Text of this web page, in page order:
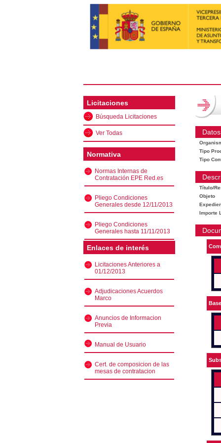
Licitaciones
Búsqueda Licitaciones
Ver Todas
Normativa
Normas Internas de
Contratación EPE Red.es
Pliego Condiciones
Generales desde 12/11/2013
Pliego Condiciones
Generales hasta 11/11/2013
Enlaces de interés
Licitaciones Anteriores a
01/12/2013
Adjudicaciones Acuerdos
Marco
Anuncios de Informacion
Previa
Manual de Usuario
Cert. de composicion de las
mesas de contratacion
Tipo
Tipo
Título/
Objeto
Importe